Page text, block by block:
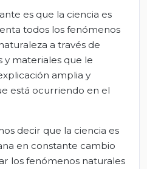
es que la ciencia es
todos los fenómenos
a través de
y materiales que le
amplia y
está ocurriendo en el
decir que la ciencia es
en constante cambio
los fenómenos naturales